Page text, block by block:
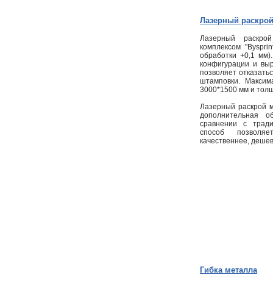
Лазерный
Лазерный
комплексом
обработки +0,1
конфигурации и
позволяет
штамповки.
3000*1500 мм и
Лазерный раскрой
дополнительная
сравнении с
способ
качественнее,
Гибка металла